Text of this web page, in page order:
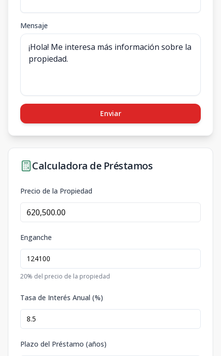
Mensaje
Enviar
Calculadora de Préstamos
Precio de la Propiedad
Enganche
20% del precio de la propiedad
Tasa de Interés Anual (%)
Plazo del Préstamo (años)